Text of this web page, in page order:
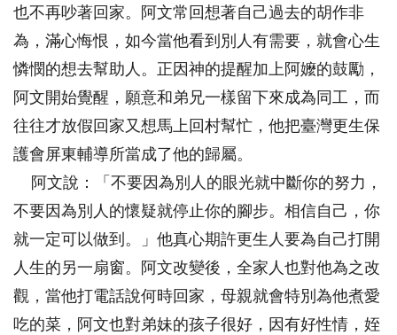
也不再吵著回家。阿文常回想著自己過去的胡作非
為，滿心悔恨，如今當他看到別人有需要，就會心生
憐憫的想去幫助人。正因神的提醒加上阿嬤的鼓勵，
阿文開始覺醒，願意和弟兄一樣留下來成為同工，而
往往才放假回家又想馬上回村幫忙，他把臺灣更生保
護會屏東輔導所當成了他的歸屬。
阿文說：「不要因為別人的眼光就中斷你的努力，
不要因為別人的懷疑就停止你的腳步。相信自己，你
就一定可以做到。」他真心期許更生人要為自己打開
人生的另一扇窗。阿文改變後，全家人也對他為之改
觀，當他打電話說何時回家，母親就會特別為他煮愛
吃的菜，阿文也對弟妹的孩子很好，因有好性情，姪